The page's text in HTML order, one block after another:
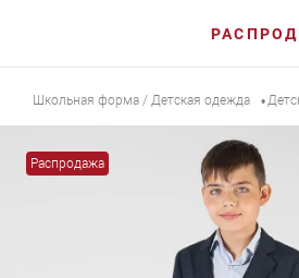
Школьная форма / Детская одежда •
Распродажа